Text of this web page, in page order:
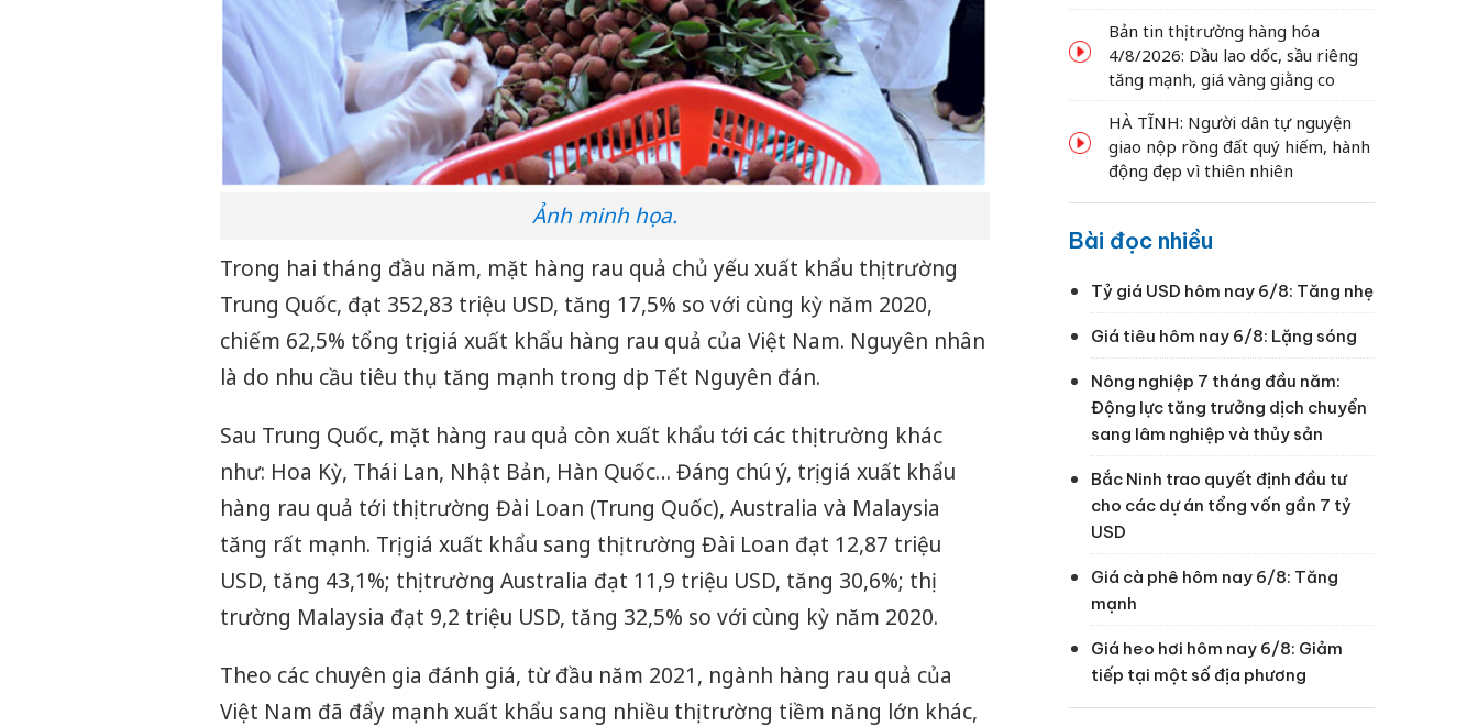
Ảnh minh họa.
Trong hai tháng đầu năm, mặt hàng rau quả chủ yếu xuất khẩu thị trường
Trung Quốc, đạt 352,83 triệu USD, tăng 17,5% so với cùng kỳ năm 2020,
chiếm 62,5% tổng trị giá xuất khẩu hàng rau quả của Việt Nam. Nguyên nhân
là do nhu cầu tiêu thụ tăng mạnh trong dịp Tết Nguyên đán.
Sau Trung Quốc, mặt hàng rau quả còn xuất khẩu tới các thị trường khác
như: Hoa Kỳ, Thái Lan, Nhật Bản, Hàn Quốc… Đáng chú ý, trị giá xuất khẩu
hàng rau quả tới thị trường Đài Loan (Trung Quốc), Australia và Malaysia
tăng rất mạnh. Trị giá xuất khẩu sang thị trường Đài Loan đạt 12,87 triệu
USD, tăng 43,1%; thị trường Australia đạt 11,9 triệu USD, tăng 30,6%; thị
trường Malaysia đạt 9,2 triệu USD, tăng 32,5% so với cùng kỳ năm 2020.
Theo các chuyên gia đánh giá, từ đầu năm 2021, ngành hàng rau quả của
Việt Nam đã đẩy mạnh xuất khẩu sang nhiều thị trường tiềm năng lớn khác,
Bản tin thị trường hàng hóa
4/8/2026: Dầu lao dốc, sầu riêng
tăng mạnh, giá vàng giằng co
HÀ TĨNH: Người dân tự nguyện
giao nộp rồng đất quý hiếm, hành
động đẹp vì thiên nhiên
Bài đọc nhiều
Tỷ giá USD hôm nay 6/8: Tăng nhẹ
Giá tiêu hôm nay 6/8: Lặng sóng
Nông nghiệp 7 tháng đầu năm:
Động lực tăng trưởng dịch chuyển
sang lâm nghiệp và thủy sản
Bắc Ninh trao quyết định đầu tư
cho các dự án tổng vốn gần 7 tỷ
USD
Giá cà phê hôm nay 6/8: Tăng
mạnh
Giá heo hơi hôm nay 6/8: Giảm
tiếp tại một số địa phương